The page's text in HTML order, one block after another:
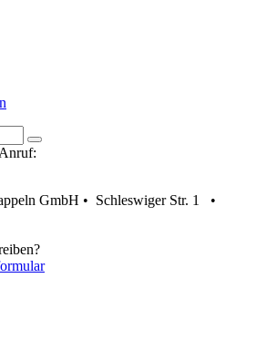
GmbH • Schleswiger Str. 1 •